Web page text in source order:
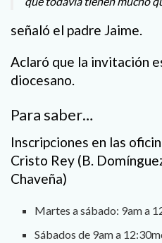
señaló el padre Jaime.
Aclaró que la invitación
diocesano.
Para saber…
Inscripciones en las
Cristo Rey (B.
Chaveña)
Martes a sábado: 9am a
Sábados de 9am a